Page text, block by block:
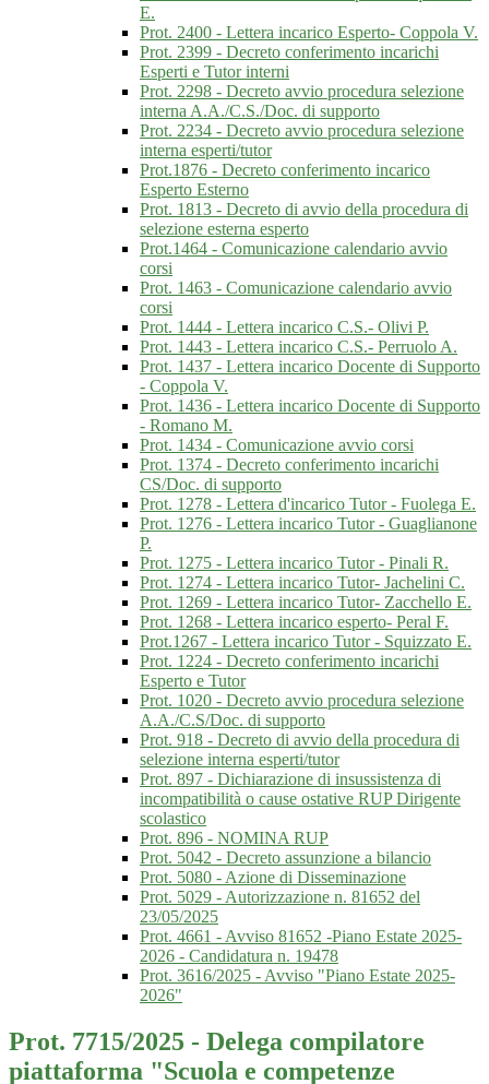
E.
Prot. 2400 - Lettera incarico Esperto- Coppola V.
Prot. 2399 - Decreto conferimento incarichi
Esperti e Tutor interni
Prot. 2298 - Decreto avvio procedura selezione
interna A.A./C.S./Doc. di supporto
Prot. 2234 - Decreto avvio procedura selezione
interna esperti/tutor
Prot.1876 - Decreto conferimento incarico
Esperto Esterno
Prot. 1813 - Decreto di avvio della procedura di
selezione esterna esperto
Prot.1464 - Comunicazione calendario avvio
corsi
Prot. 1463 - Comunicazione calendario avvio
corsi
Prot. 1444 - Lettera incarico C.S.- Olivi P.
Prot. 1443 - Lettera incarico C.S.- Perruolo A.
Prot. 1437 - Lettera incarico Docente di Supporto
- Coppola V.
Prot. 1436 - Lettera incarico Docente di Supporto
- Romano M.
Prot. 1434 - Comunicazione avvio corsi
Prot. 1374 - Decreto conferimento incarichi
CS/Doc. di supporto
Prot. 1278 - Lettera d'incarico Tutor - Fuolega E.
Prot. 1276 - Lettera incarico Tutor - Guaglianone
P.
Prot. 1275 - Lettera incarico Tutor - Pinali R.
Prot. 1274 - Lettera incarico Tutor- Jachelini C.
Prot. 1269 - Lettera incarico Tutor- Zacchello E.
Prot. 1268 - Lettera incarico esperto- Peral F.
Prot.1267 - Lettera incarico Tutor - Squizzato E.
Prot. 1224 - Decreto conferimento incarichi
Esperto e Tutor
Prot. 1020 - Decreto avvio procedura selezione
A.A./C.S/Doc. di supporto
Prot. 918 - Decreto di avvio della procedura di
selezione interna esperti/tutor
Prot. 897 - Dichiarazione di insussistenza di
incompatibilità o cause ostative RUP Dirigente
scolastico
Prot. 896 - NOMINA RUP
Prot. 5042 - Decreto assunzione a bilancio
Prot. 5080 - Azione di Disseminazione
Prot. 5029 - Autorizzazione n. 81652 del
23/05/2025
Prot. 4661 - Avviso 81652 -Piano Estate 2025-
2026 - Candidatura n. 19478
Prot. 3616/2025 - Avviso "Piano Estate 2025-
2026"
Prot. 7715/2025 - Delega compilatore
piattaforma "Scuola e competenze